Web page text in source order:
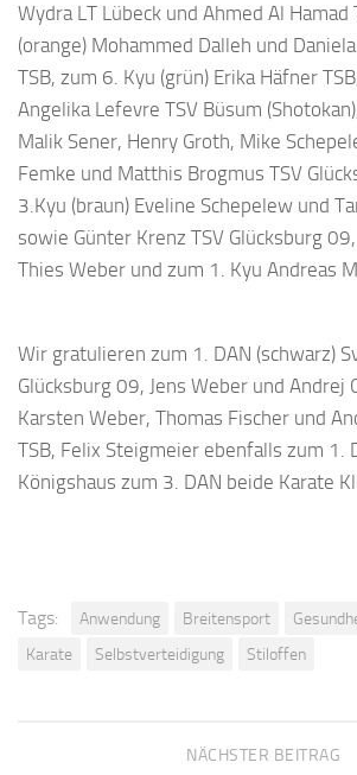
Wydra LT Lübeck und Ahmed Al Hamad
(orange) Mohammed Dalleh und
TSB, zum 6. Kyu (grün) Erika Häfner
Angelika Lefevre TSV Büsum
Malik Sener, Henry Groth, Mike
Femke und Matthis Brogmus TSV
3.Kyu (braun) Eveline Schepelew und
sowie Günter Krenz TSV Glücksburg
Thies Weber und zum 1. Kyu Andreas
Wir gratulieren zum 1. DAN (schwarz)
Glücksburg 09, Jens Weber und Andrej
Karsten Weber, Thomas Fischer und
TSB, Felix Steigmeier ebenfalls zum 1.
Königshaus zum 3. DAN beide Karate
Tags: Anwendung Breitensport
Karate
Selbstverteidigung Stiloffen
NÄCHSTER BEITRAG